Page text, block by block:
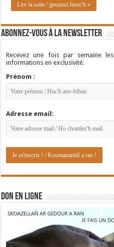
Lire la suite / gouzout hiroc'h »
Abonnez-vous à la newsletter
Recevez une fois par semaine
informations en exclusivité.
Prénom :
Adresse email:
DON EN LIGNE